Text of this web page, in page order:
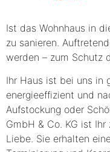
Ist das Wohnhaus in
zu sanieren.
werden – zum Schutz
Ihr Haus ist bei uns in
energieeffizient und
Aufstockung oder
GmbH & Co. KG ist Ihr
Liebe. Sie erhalten